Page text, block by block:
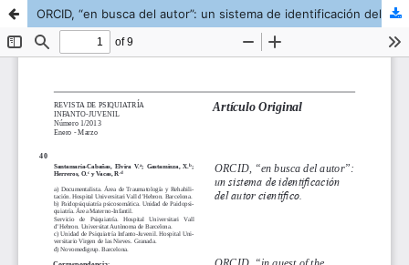
ORCID, “en busca del autor”: un sistema de identificación del autor científico